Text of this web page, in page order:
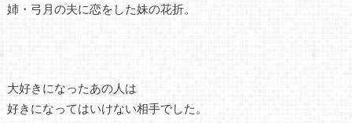
姉・弓月の夫に恋をした妹の花折。
大好きになったあの人は
好きになってはいけない相手でした。